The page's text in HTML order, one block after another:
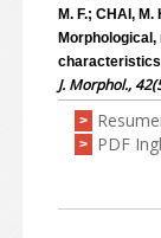
M. F.; CHAI,
J. Morphol.,
>
> PDF